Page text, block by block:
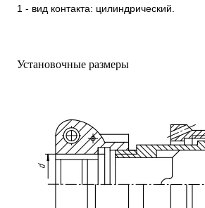
1 - вид контакта: цилиндрический.
Установочные размеры